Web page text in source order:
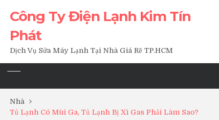
Công Ty Điện Lạnh Kim Tín
Phát
Dịch Vụ Sửa Máy Lạnh Tại Nhà Giá Rẽ TP.HCM
Nhà
Tủ Lạnh Có Mùi Ga, Tủ Lạnh Bị Xì Gas Phải Làm Sao?